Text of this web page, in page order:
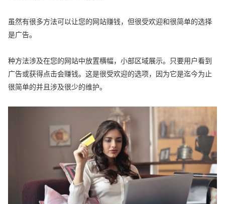
虽然有很多方法可以让您的网站赚钱，但很受欢迎和很简单的选择
是广告。
种方法涉及在您的网站中放置横幅，小部区域展示。只要用户看到
广告或获得点击会赚钱。这是很受欢迎的选项，因为它是迄今为止
很简单的并且涉及很少的维护。